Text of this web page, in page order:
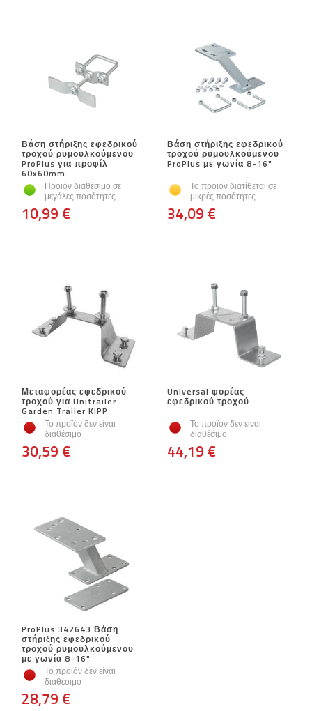
Βάση στήριξης εφεδρικού
τροχού ρυμουλκούμενου
ProPlus για προφίλ
60x60mm
Προϊόν διαθέσιμο σε
μεγάλες ποσότητες
10,99 €
Βάση στήριξης εφεδρικού
τροχού ρυμουλκούμενου
ProPlus με γωνία 8-16"
Το προϊόν διατίθεται σε
μικρές ποσότητες
34,09 €
Μεταφορέας εφεδρικού
τροχού για Unitrailer
Garden Trailer KIPP
Το προϊόν δεν είναι
διαθέσιμο
30,59 €
Universal φορέας
εφεδρικού τροχού
Το προϊόν δεν είναι
διαθέσιμο
44,19 €
ProPlus 342643 Βάση
στήριξης εφεδρικού
τροχού ρυμουλκούμενου
με γωνία 8-16"
Το προϊόν δεν είναι
διαθέσιμο
28,79 €